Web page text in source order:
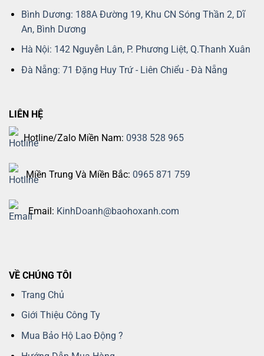
Bình Dương: 188A Đường 19, Khu CN Sóng Thần 2, Dĩ
An, Bình Dương
Hà Nội: 142 Nguyễn Lân, P. Phương Liệt, Q.Thanh Xuân
Đà Nẵng: 71 Đặng Huy Trứ - Liên Chiểu - Đà Nẵng
LIÊN HỆ
Hotline/Zalo Miền Nam: 0938 528 965
Miền Trung Và Miền Bắc: 0965 871 759
Email: KinhDoanh@baohoxanh.com
VỀ CHÚNG TÔI
Trang Chủ
Giới Thiệu Công Ty
Mua Bảo Hộ Lao Động ?